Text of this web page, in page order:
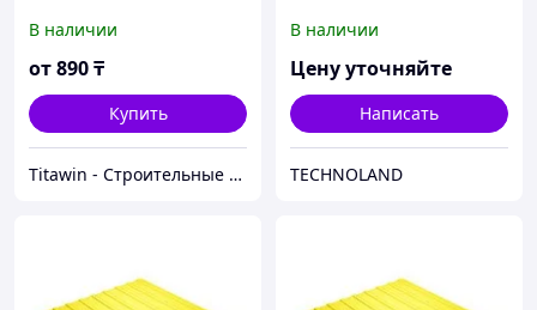
В наличии
от890₸
Купить
Titawin - Строительные материалы и оборудование
В наличии
Цену уточняйте
Написать
TECHNOLAND